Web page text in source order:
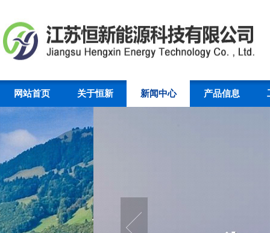
网站首页 关于恒新 新闻中心 产品信息